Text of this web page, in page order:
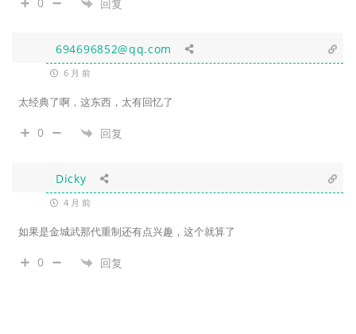
回复
694696852@qq.com
6 月 前
太经典了啊，这东西，太有回忆了
0 回复
Dicky
4 月 前
如果是金城武那代重制还有点兴趣，这个就算了
0 回复